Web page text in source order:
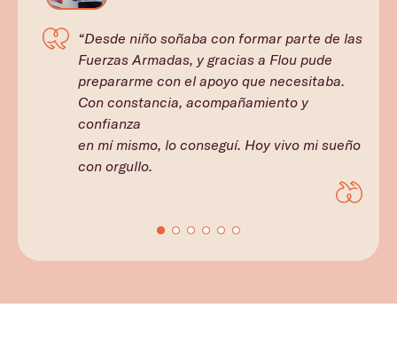
“Desde niño soñaba con formar parte de las
Fuerzas Armadas, y gracias a Flou pude
prepararme con el apoyo que necesitaba.
Con constancia, acompañamiento y
confianza
en mí mismo, lo conseguí. Hoy vivo mi sueño
con orgullo.